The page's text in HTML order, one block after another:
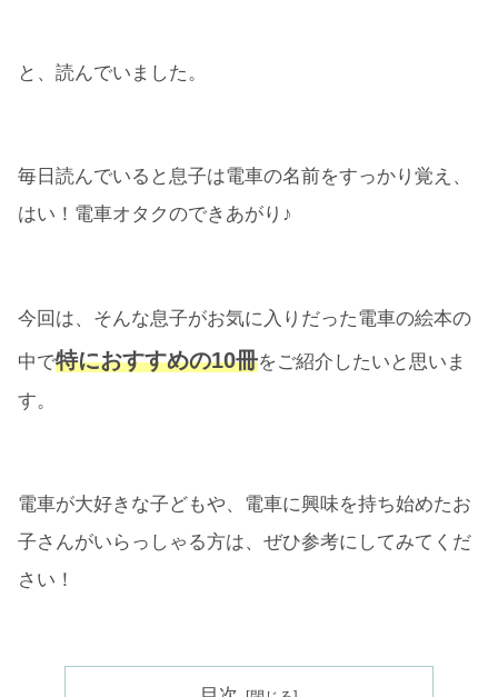
と、読んでいました。
毎日読んでいると息子は電車の名前をすっかり覚え、
はい！電車オタクのできあがり♪
今回は、そんな息子がお気に入りだった電車の絵本の
中で特におすすめの10冊をご紹介したいと思いま
す。
電車が大好きな子どもや、電車に興味を持ち始めたお
子さんがいらっしゃる方は、ぜひ参考にしてみてくだ
さい！